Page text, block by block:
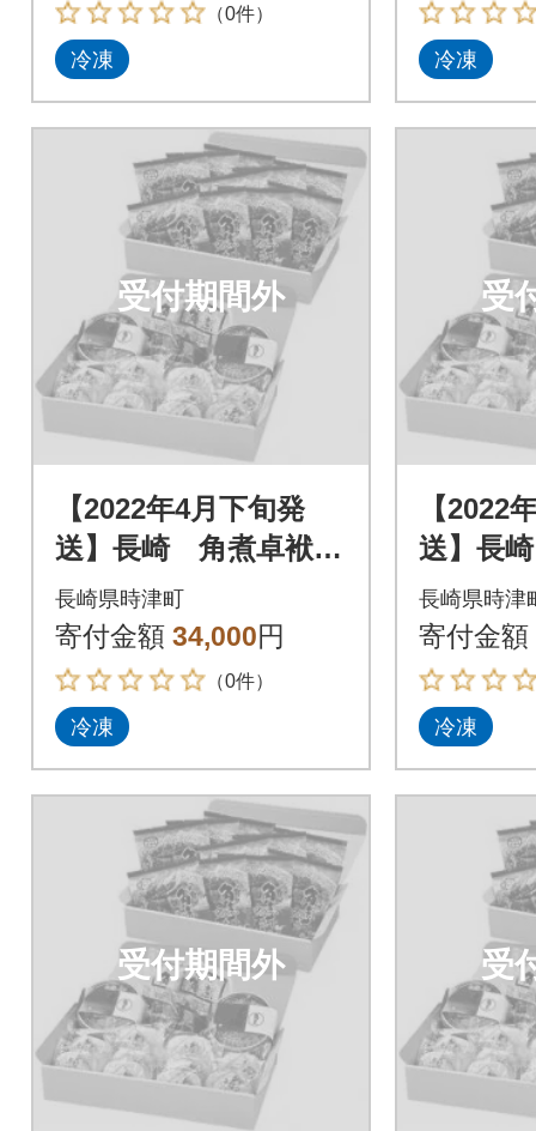
（0件）
冷凍 冷凍
受付期間外
【2022年4月下旬発
送】長崎 角煮卓袱
(しっぽく)詰合せ
長崎県時津町
寄付金額 34,000円
（0件）
冷凍
受
【2022
送】長
(しっぽ
長崎県時津
寄付金額
冷凍
受付期間外 受